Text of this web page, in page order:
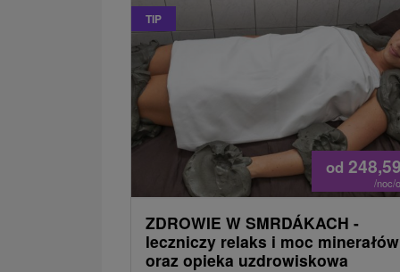
TIP
od 248,59
/noc/
ZDROWIE W SMRDÁKACH -
leczniczy relaks i moc minerałów
oraz opieka uzdrowiskowa